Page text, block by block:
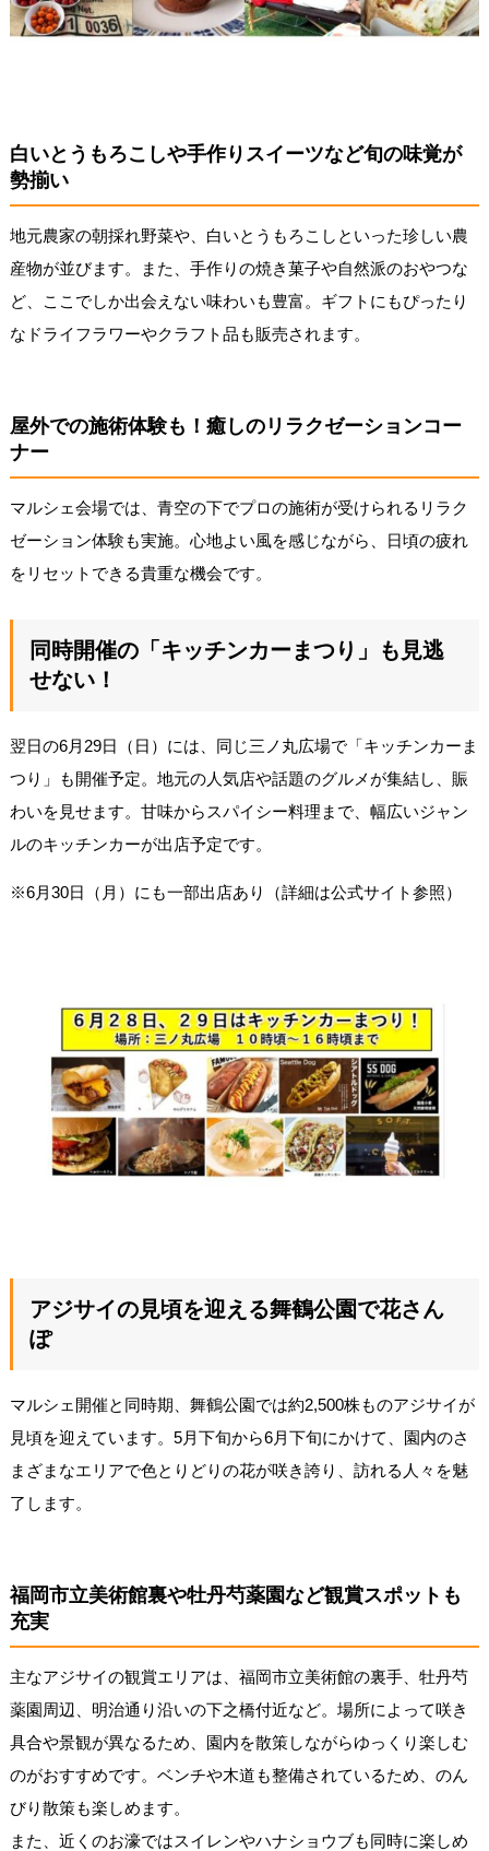
白いとうもろこしや手作りスイーツなど旬の味覚が
勢揃い
地元農家の朝採れ野菜や、白いとうもろこしといった珍しい農
産物が並びます。また、手作りの焼き菓子や自然派のおやつな
ど、ここでしか出会えない味わいも豊富。ギフトにもぴったり
なドライフラワーやクラフト品も販売されます。
屋外での施術体験も！癒しのリラクゼーションコー
ナー
マルシェ会場では、青空の下でプロの施術が受けられるリラク
ゼーション体験も実施。心地よい風を感じながら、日頃の疲れ
をリセットできる貴重な機会です。
同時開催の「キッチンカーまつり」も見逃
せない！
翌日の6月29日（日）には、同じ三ノ丸広場で「キッチンカーま
つり」も開催予定。地元の人気店や話題のグルメが集結し、賑
わいを見せます。甘味からスパイシー料理まで、幅広いジャン
ルのキッチンカーが出店予定です。
※6月30日（月）にも一部出店あり（詳細は公式サイト参照）
アジサイの見頃を迎える舞鶴公園で花さん
ぽ
マルシェ開催と同時期、舞鶴公園では約2,500株ものアジサイが
見頃を迎えています。5月下旬から6月下旬にかけて、園内のさ
まざまなエリアで色とりどりの花が咲き誇り、訪れる人々を魅
了します。
福岡市立美術館裏や牡丹芍薬園など観賞スポットも
充実
主なアジサイの観賞エリアは、福岡市立美術館の裏手、牡丹芍
薬園周辺、明治通り沿いの下之橋付近など。場所によって咲き
具合や景観が異なるため、園内を散策しながらゆっくり楽しむ
のがおすすめです。ベンチや木道も整備されているため、のん
びり散策も楽しめます。
また、近くのお濠ではスイレンやハナショウブも同時に楽しめ